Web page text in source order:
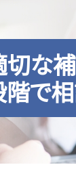
な
で